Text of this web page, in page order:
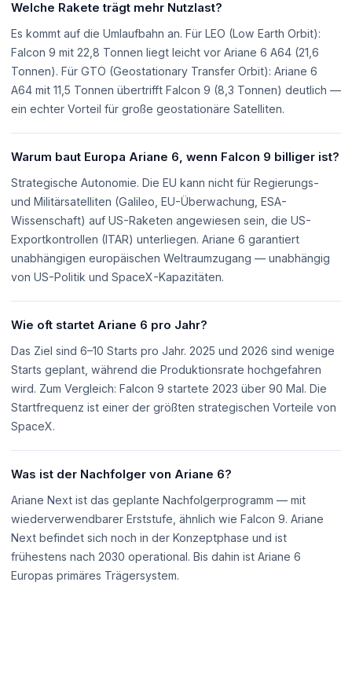
Welche Rakete trägt mehr Nutzlast?
Es kommt auf die Umlaufbahn an. Für LEO (Low Earth Orbit):
Falcon 9 mit 22,8 Tonnen liegt leicht vor Ariane 6 A64 (21,6
Tonnen). Für GTO (Geostationary Transfer Orbit): Ariane 6
A64 mit 11,5 Tonnen übertrifft Falcon 9 (8,3 Tonnen) deutlich —
ein echter Vorteil für große geostationäre Satelliten.
Warum baut Europa Ariane 6, wenn Falcon 9 billiger ist?
Strategische Autonomie. Die EU kann nicht für Regierungs-
und Militärsatelliten (Galileo, EU-Überwachung, ESA-
Wissenschaft) auf US-Raketen angewiesen sein, die US-
Exportkontrollen (ITAR) unterliegen. Ariane 6 garantiert
unabhängigen europäischen Weltraumzugang — unabhängig
von US-Politik und SpaceX-Kapazitäten.
Wie oft startet Ariane 6 pro Jahr?
Das Ziel sind 6–10 Starts pro Jahr. 2025 und 2026 sind wenige
Starts geplant, während die Produktionsrate hochgefahren
wird. Zum Vergleich: Falcon 9 startete 2023 über 90 Mal. Die
Startfrequenz ist einer der größten strategischen Vorteile von
SpaceX.
Was ist der Nachfolger von Ariane 6?
Ariane Next ist das geplante Nachfolgerprogramm — mit
wiederverwendbarer Erststufe, ähnlich wie Falcon 9. Ariane
Next befindet sich noch in der Konzeptphase und ist
frühestens nach 2030 operational. Bis dahin ist Ariane 6
Europas primäres Trägersystem.